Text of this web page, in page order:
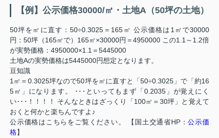
【例】公示価格30000/㎡・土地A（50坪の土地）
50坪を㎡に直す：50÷0.3025＝165㎡ 公示価格は1㎡で30000
円：50坪（165㎡で）165㎡×30000円＝4950000 この1.1～1.2倍
が実勢価格：4950000×1.1＝5445000
土地Aの実勢価格は5445000円想定となります。
豆知識
1㎡＝0.3025坪なので50坪を㎡に直すと「50÷0.3025」で「約16
5㎡」になります。 ･･･といってもまず「0.2035」が覚えにく
い･･･！！！！ そんなときはざっくり「100㎡＝30坪」と覚えて
おくと何かと楽ちんですよ♪
公示価格はこちらをご覧ください。 【国土交通省HP：公示価
格】